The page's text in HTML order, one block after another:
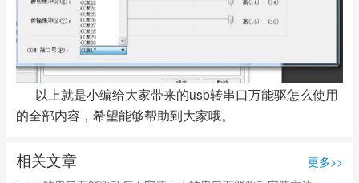
以上就是小编给大家带来的usb转串口万能驱怎么使用
的全部内容，希望能够帮助到大家哦。
相关文章
更多>>